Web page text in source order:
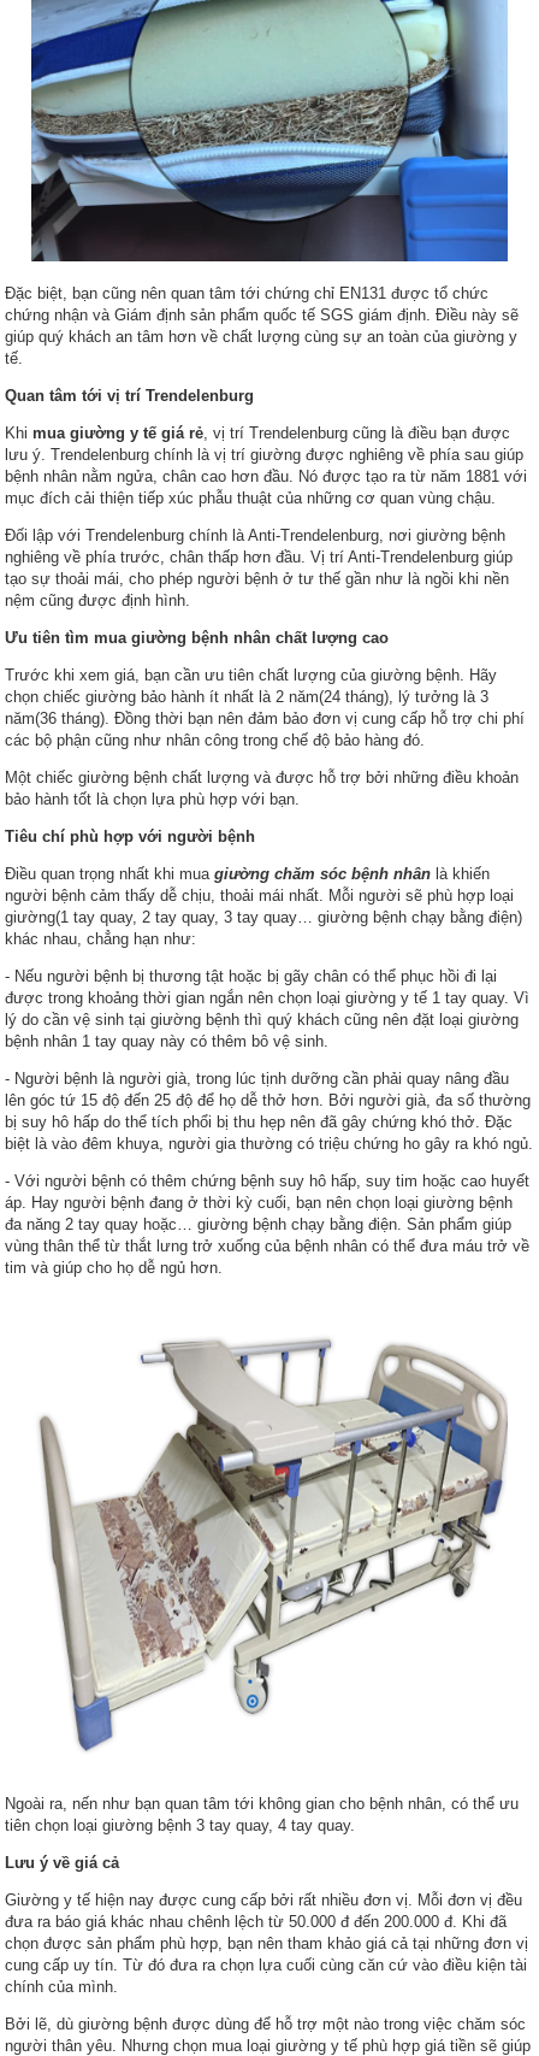
Đặc biệt, bạn cũng nên quan tâm tới chứng chỉ EN131 được tổ chức
chứng nhận và Giám định sản phẩm quốc tế SGS giám định. Điều này sẽ
giúp quý khách an tâm hơn về chất lượng cùng sự an toàn của giường y
tế.
Quan tâm tới vị trí Trendelenburg
Khimua giường y tế giá rẻ, vị trí Trendelenburg cũng là điều bạn được
lưu ý. Trendelenburg chính là vị trí giường được nghiêng về phía sau giúp
bệnh nhân nằm ngửa, chân cao hơn đầu. Nó được tạo ra từ năm 1881 với
mục đích cải thiện tiếp xúc phẫu thuật của những cơ quan vùng chậu.
Đối lập với Trendelenburg chính là Anti-Trendelenburg, nơi giường bệnh
nghiêng về phía trước, chân thấp hơn đầu. Vị trí Anti-Trendelenburg giúp
tạo sự thoải mái, cho phép người bệnh ở tư thế gần như là ngồi khi nền
nệm cũng được định hình.
Ưu tiên tìm mua giường bệnh nhân chất lượng cao
Trước khi xem giá, bạn cần ưu tiên chất lượng của giường bệnh. Hãy
chọn chiếc giường bảo hành ít nhất là 2 năm(24 tháng), lý tưởng là 3
năm(36 tháng). Đồng thời bạn nên đảm bảo đơn vị cung cấp hỗ trợ chi phí
các bộ phận cũng như nhân công trong chế độ bảo hàng đó.
Một chiếc giường bệnh chất lượng và được hỗ trợ bởi những điều khoản
bảo hành tốt là chọn lựa phù hợp với bạn.
Tiêu chí phù hợp với người bệnh
Điều quan trọng nhất khi muagiường chăm sóc bệnh nhân là khiến
người bệnh cảm thấy dễ chịu, thoải mái nhất. Mỗi người sẽ phù hợp loại
giường(1 tay quay, 2 tay quay, 3 tay quay… giường bệnh chạy bằng điện)
khác nhau, chẳng hạn như:
- Nếu người bệnh bị thương tật hoặc bị gãy chân có thể phục hồi đi lại
được trong khoảng thời gian ngắn nên chọn loại giường y tế 1 tay quay. Vì
lý do cần vệ sinh tại giường bệnh thì quý khách cũng nên đặt loại giường
bệnh nhân 1 tay quay này có thêm bô vệ sinh.
- Người bệnh là người già, trong lúc tịnh dưỡng cần phải quay nâng đầu
lên góc tứ 15 độ đến 25 độ để họ dễ thở hơn. Bởi người già, đa số thường
bị suy hô hấp do thể tích phổi bị thu hẹp nên đã gây chứng khó thở. Đặc
biệt là vào đêm khuya, người gia thường có triệu chứng ho gây ra khó ngủ.
- Với người bệnh có thêm chứng bệnh suy hô hấp, suy tim hoặc cao huyết
áp. Hay người bệnh đang ở thời kỳ cuối, bạn nên chọn loại giường bệnh
đa năng 2 tay quay hoặc… giường bệnh chạy bằng điện. Sản phẩm giúp
vùng thân thể từ thắt lưng trở xuống của bệnh nhân có thể đưa máu trở về
tim và giúp cho họ dễ ngủ hơn.
Ngoài ra, nến như bạn quan tâm tới không gian cho bệnh nhân, có thể ưu
tiên chọn loại giường bệnh 3 tay quay, 4 tay quay.
Lưu ý về giá cả
Giường y tế hiện nay được cung cấp bởi rất nhiều đơn vị. Mỗi đơn vị đều
đưa ra báo giá khác nhau chênh lệch từ 50.000 đ đến 200.000 đ. Khi đã
chọn được sản phẩm phù hợp, bạn nên tham khảo giá cả tại những đơn vị
cung cấp uy tín. Từ đó đưa ra chọn lựa cuối cùng căn cứ vào điều kiện tài
chính của mình.
Bởi lẽ, dù giường bệnh được dùng để hỗ trợ một nào trong việc chăm sóc
người thân yêu. Nhưng chọn mua loại giường y tế phù hợp giá tiền sẽ giúp